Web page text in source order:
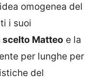
omogenea del
i suoi
scelto Matteo e la
per lunghe per
del